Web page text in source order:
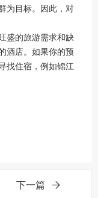
为目标。因此，对
盛的旅游需求和缺
酒店。如果你的预
找住宿，例如锦江
下一篇